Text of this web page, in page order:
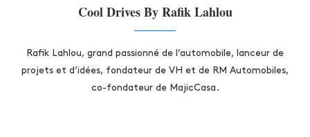
Cool Drives By Rafik Lahlou
Rafik Lahlou, grand passionné de l’automobile, lanceur de
projets et d’idées, fondateur de VH et de RM Automobiles,
co-fondateur de MajicCasa.